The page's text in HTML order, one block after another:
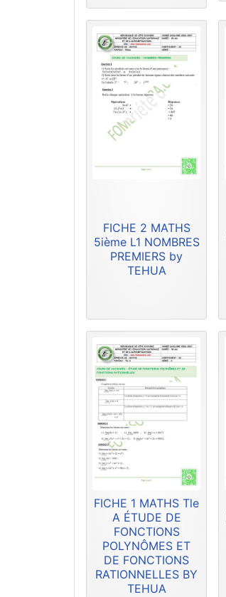
FICHE 2 MATHS
5ième L1 NOMBRES
PREMIERS by
TEHUA
FICHE 1 MATHS Tle
A ÉTUDE DE
FONCTIONS
POLYNÔMES ET
DE FONCTIONS
RATIONNELLES BY
TEHUA